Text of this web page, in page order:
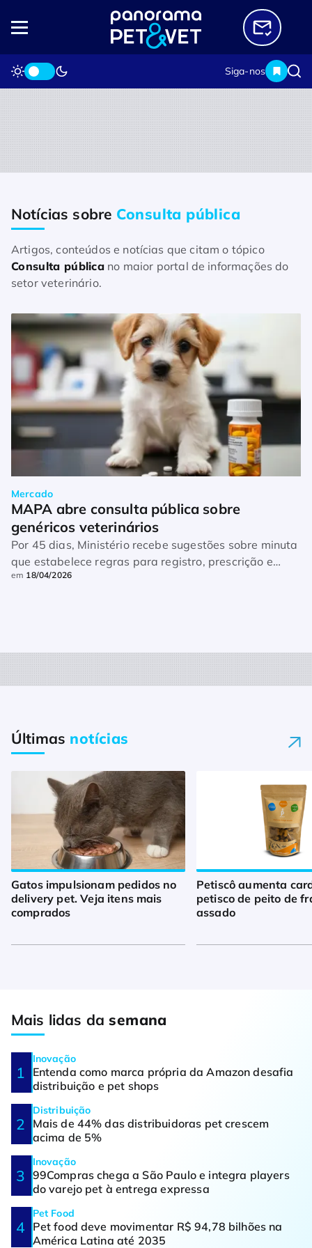
Siga-nos
Home Notícias sobre Consulta pública
Notícias sobre Consulta pública
Artigos, conteúdos e notícias que citam o tópico
Consulta pública no maior portal de informações do
setor veterinário.
Mercado
MAPA abre consulta pública sobre
genéricos veterinários
Por 45 dias, Ministério recebe sugestões sobre minuta
que estabelece regras para registro, prescrição e
substituição desses medicamentos
em 18/04/2026
Últimas notícias
Gatos impulsionam pedidos no
delivery pet. Veja itens mais
comprados
Petiscô aumenta
petisco de peito de
assado
Mais lidas dasemana
Inovação
Entenda como marca própria da Amazon desafia
distribuição e pet shops
Distribuição
Mais de 44% das distribuidoras pet crescem
acima de 5%
Inovação
99Compras chega a São Paulo e integra players
do varejo pet à entrega expressa
Pet Food
Pet food deve movimentar R$ 94,78 bilhões na
América Latina até 2035